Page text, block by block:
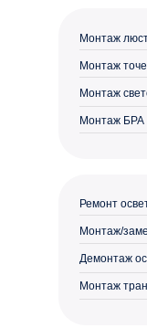
Монтаж
Монтаж
Монтаж
Монтаж БРА
Ремонт
Монтаж/
Демонтаж
Монтаж